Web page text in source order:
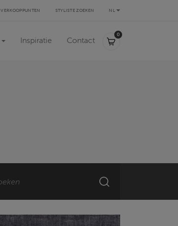
NL
VERKOOPPUNTEN STYLISTE ZOEKEN
Inspiratie Contact
00,00 €